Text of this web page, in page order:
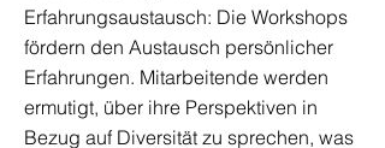
Erfahrungsaustausch: Die Workshops
fördern den Austausch persönlicher
Erfahrungen. Mitarbeitende werden
ermutigt, über ihre Perspektiven in
Bezug auf Diversität zu sprechen, was